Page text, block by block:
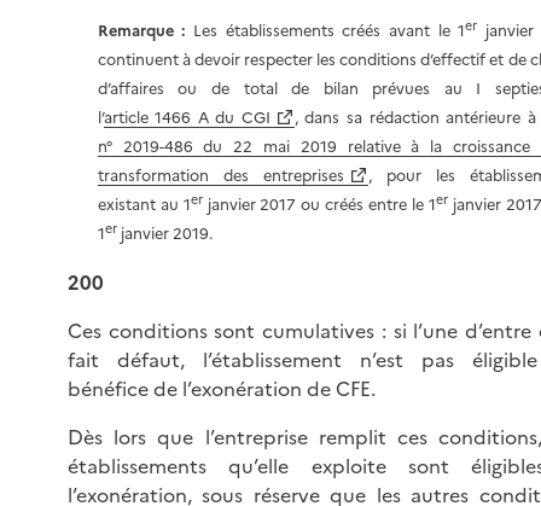
Remarque : Les établissements créés avant le 1er janvier
continuent à devoir respecter les conditions d’effectif et de
d’affaires ou de total de bilan prévues au I
l’article 1466 A du CGI
, dans sa rédaction antérieure
n° 2019-486 du 22 mai 2019 relative à la
transformation des entreprises
, pour les
existant au 1erjanvier 2017 ou créés entre le 1er janvier
1erjanvier 2019.
200
Ces conditions sont cumulatives : si l’une d’entre
fait défaut, l’établissement n’est pas
bénéfice de l’exonération de CFE.
Dès lors que l’entreprise remplit ces
établissements qu’elle exploite sont
l’exonération, sous réserve que les autres